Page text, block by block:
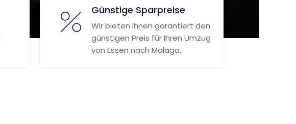
Günstige Sparpreise
Wir bieten Ihnen garantiert den
günstigen Preis für Ihren Umzug
von Essen nach Malaga.